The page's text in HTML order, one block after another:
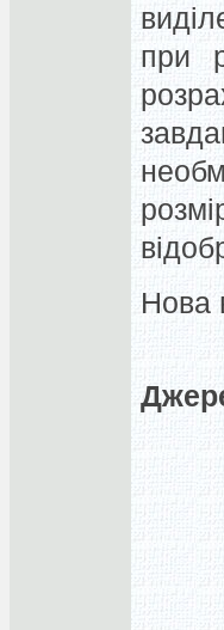
при
Нова